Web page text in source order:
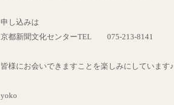
申し込みは
京都新聞文化センターTEL 075-213-8141
皆様にお会いできますことを楽しみにしています♪
yoko